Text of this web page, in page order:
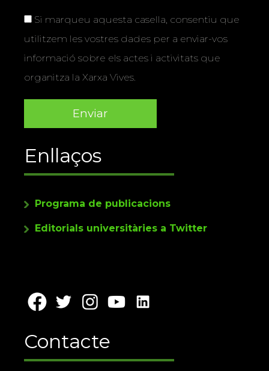
Si marqueu aquesta casella, consentiu que
utilitzem les vostres dades per a enviar-vos
informació sobre els actes i activitats que
organitza la Xarxa Vives.
Enllaços
Programa de publicacions
Editorials universitàries a Twitter
Contacte